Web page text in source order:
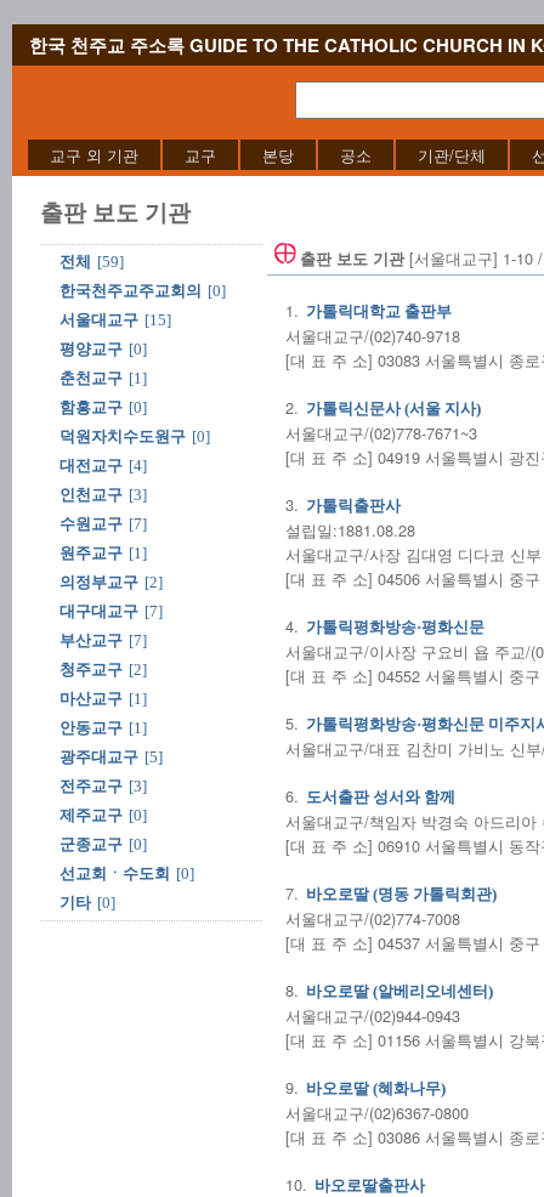
한국 천주교 주소록 GUIDE TO THE CATHOLIC CHURCH IN
교구 외 기관 교구 본당 공소 기관/단체
출판 보도 기관
전체
[59]
한국천주교주교회의 [0]
서울대교구 [15]
평양교구 [0]
춘천교구 [1]
함흥교구 [0]
덕원자치수도원구 [0]
대전교구 [4]
인천교구 [3]
수원교구 [7]
원주교구 [1]
의정부교구 [2]
대구대교구 [7]
부산교구 [7]
청주교구 [2]
마산교구 [1]
안동교구 [1]
광주대교구 [5]
전주교구 [3]
제주교구 [0]
군종교구 [0]
선교회ㆍ수도회 [0]
기타 [0]
출판 보도 기관[서울대교구] 1-10
1. 가톨릭대학교 출판부
서울대교구/(02)740-9718
[대 표 주 소] 03083 서울특별시 종
2. 가톨릭신문사 (서울 지사)
서울대교구/(02)778-7671~3
[대 표 주 소] 04919 서울특별시 광
3. 가톨릭출판사
설립일:1881.08.28
서울대교구/사장 김대영 디다코 신부
[대 표 주 소] 04506 서울특별시 중
4. 가톨릭평화방송·평화신문
서울대교구/이사장 구요비 욥 주교/
[대 표 주 소] 04552 서울특별시 중
5. 가톨릭평화방송·평화신문 미주지
서울대교구/대표 김찬미 가비노 신
6. 도서출판 성서와 함께
서울대교구/책임자 박경숙 아드리아
[대 표 주 소] 06910 서울특별시 동
7. 바오로딸 (명동 가톨릭회관)
서울대교구/(02)774-7008
[대 표 주 소] 04537 서울특별시 중
8. 바오로딸 (알베리오네센터)
서울대교구/(02)944-0943
[대 표 주 소] 01156 서울특별시 강
9. 바오로딸 (혜화나무)
서울대교구/(02)6367-0800
[대 표 주 소] 03086 서울특별시 종
10. 바오로딸출판사